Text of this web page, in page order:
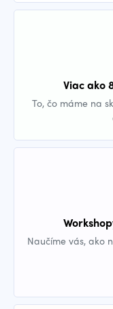
Viac ako
To, čo máme na
Naučíme vás, ako